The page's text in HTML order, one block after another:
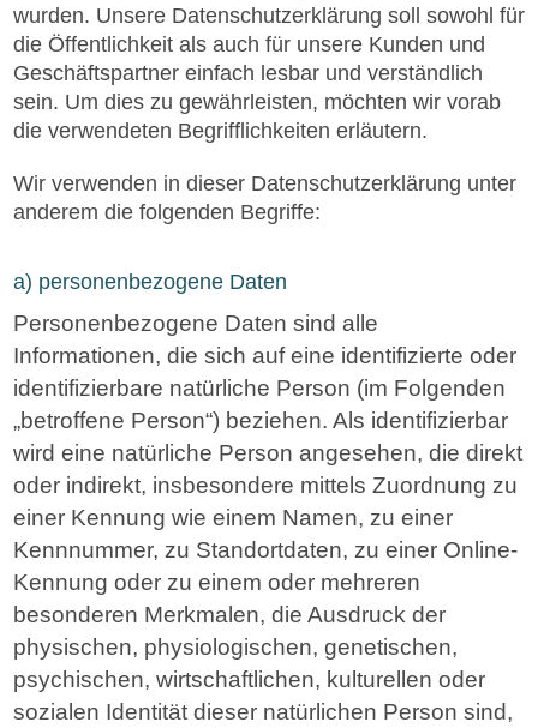
wurden. Unsere Datenschutzerklärung soll sowohl für
die Öffentlichkeit als auch für unsere Kunden und
Geschäftspartner einfach lesbar und verständlich
sein. Um dies zu gewährleisten, möchten wir vorab
die verwendeten Begrifflichkeiten erläutern.
Wir verwenden in dieser Datenschutzerklärung unter
anderem die folgenden Begriffe:
a) personenbezogene Daten
Personenbezogene Daten sind alle
Informationen, die sich auf eine identifizierte oder
identifizierbare natürliche Person (im Folgenden
„betroffene Person“) beziehen. Als identifizierbar
wird eine natürliche Person angesehen, die direkt
oder indirekt, insbesondere mittels Zuordnung zu
einer Kennung wie einem Namen, zu einer
Kennnummer, zu Standortdaten, zu einer Online-
Kennung oder zu einem oder mehreren
besonderen Merkmalen, die Ausdruck der
physischen, physiologischen, genetischen,
psychischen, wirtschaftlichen, kulturellen oder
sozialen Identität dieser natürlichen Person sind,